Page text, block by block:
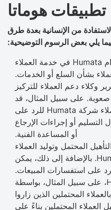
تطبيقات هوماتا
من الإنسانية بعدة طرق
يلي بعض الرسوم التوضيحية:
يمكن استخدام Humata في خدمة العملاء
بشأن السلع أو الخدمات.
وكلاء دعم العملاء للتركيز
على سبيل المثال، قد
يستخدم وكيل خدمة العملاء شركة Humata للرد على
التسليم أو إجراءات الإرجاع
أو المساعدة الفنية.
المحتمل وتوليد العملاء
المحتملين ممكنين مع Humata. بالإضافة إلى ذلك، يمكن
على استفسارات المبيعات.
يمكن استخدام Humata، على سبيل المثال، بواسطة
المحتملين الذين زاروا
العملاء المحتملين بناءً على